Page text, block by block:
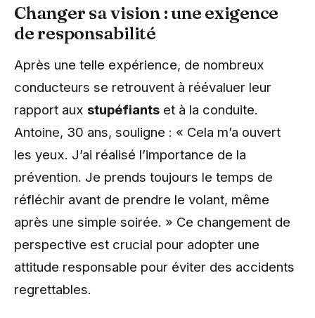
Changer sa vision : une exigence
de responsabilité
Après une telle expérience, de nombreux
conducteurs se retrouvent à réévaluer leur
rapport aux stupéfiants et à la conduite.
Antoine, 30 ans, souligne : « Cela m’a ouvert
les yeux. J’ai réalisé l’importance de la
prévention. Je prends toujours le temps de
réfléchir avant de prendre le volant, même
après une simple soirée. » Ce changement de
perspective est crucial pour adopter une
attitude responsable pour éviter des accidents
regrettables.